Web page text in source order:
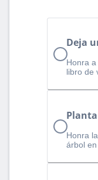
Deja
Honra
libro de
Honra
árbol